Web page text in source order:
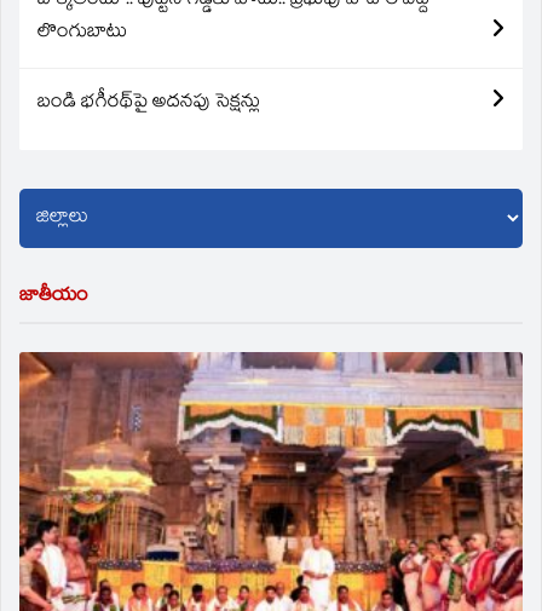
లొంగుబాటు
బండి భగీరథ్‌పై అదనపు సెక్షన్లు
జాతీయం